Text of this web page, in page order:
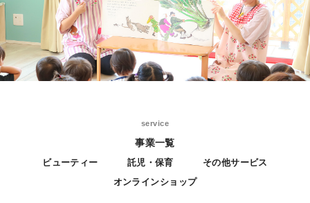
service
事業一覧
ビューティー 託児・保育
その他サービス
オンラインショップ